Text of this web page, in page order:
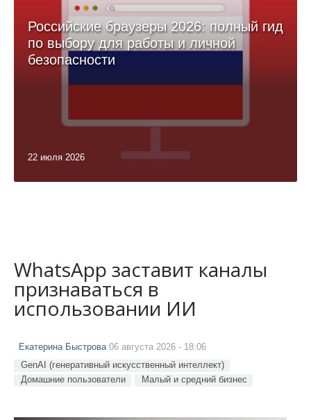
Российские браузеры 2026: полный гид
по выбору для работы и личной
безопасности
22 июля 2026
WhatsApp заставит каналы
признаваться в
использовании ИИ
Екатерина Быстрова 06 августа 2026 - 18:06
GenAI (генеративный искусственный интеллект)
Домашние пользователи
Малый и средний бизнес